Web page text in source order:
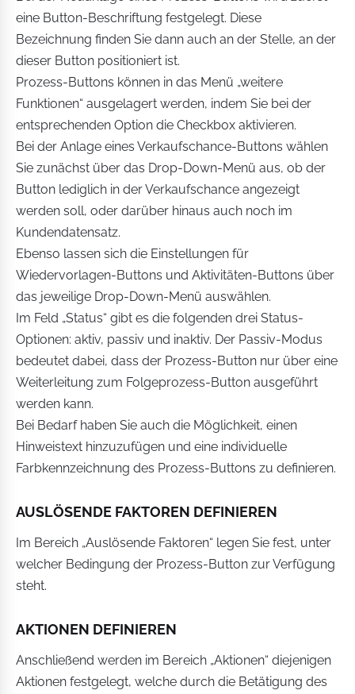
eine Button-Beschriftung festgelegt. Diese
Bezeichnung finden Sie dann auch an der Stelle, an der
dieser Button positioniert ist.
Prozess-Buttons können in das Menü „weitere
Funktionen“ ausgelagert werden, indem Sie bei der
entsprechenden Option die Checkbox aktivieren.
Bei der Anlage eines Verkaufschance-Buttons wählen
Sie zunächst über das Drop-Down-Menü aus, ob der
Button lediglich in der Verkaufschance angezeigt
werden soll, oder darüber hinaus auch noch im
Kundendatensatz.
Ebenso lassen sich die Einstellungen für
Wiedervorlagen-Buttons und Aktivitäten-Buttons über
das jeweilige Drop-Down-Menü auswählen.
Im Feld „Status“ gibt es die folgenden drei Status-
Optionen: aktiv, passiv und inaktiv. Der Passiv-Modus
bedeutet dabei, dass der Prozess-Button nur über eine
Weiterleitung zum Folgeprozess-Button ausgeführt
werden kann.
Bei Bedarf haben Sie auch die Möglichkeit, einen
Hinweistext hinzuzufügen und eine individuelle
Farbkennzeichnung des Prozess-Buttons zu definieren.
AUSLÖSENDE FAKTOREN DEFINIEREN
Im Bereich „Auslösende Faktoren“ legen Sie fest, unter
welcher Bedingung der Prozess-Button zur Verfügung
steht.
AKTIONEN DEFINIEREN
Anschließend werden im Bereich „Aktionen“ diejenigen
Aktionen festgelegt, welche durch die Betätigung des